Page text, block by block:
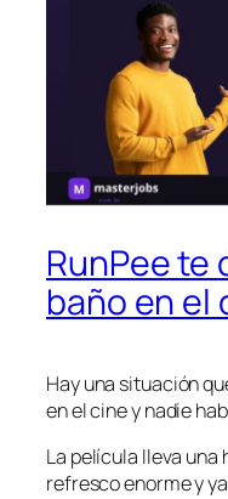
RunPee te
baño en el
Hay una situación
en el cine y nadie
La película lleva una
refresco enorme y